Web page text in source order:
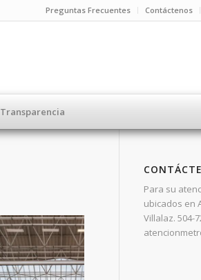
Preguntas Frecuentes Contáctenos
Transparencia
Para su
ubicados en
Villalaz. 504-